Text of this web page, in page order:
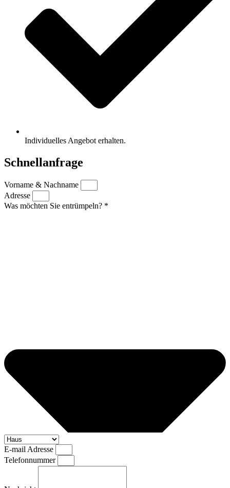
Individuelles Angebot erhalten.
Schnellanfrage
Vorname & Nachname
Adresse
Was möchten Sie entrümpeln? *
E-mail Adresse
Telefonnummer